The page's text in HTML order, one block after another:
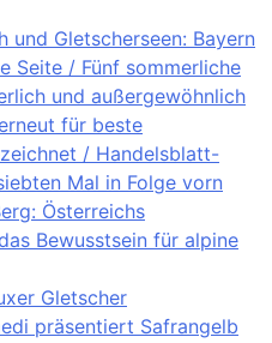
und Gletscherseen: Bayern
Seite / Fünf sommerliche
und außergewöhnlich
für beste
/ Handelsblatt-
Mal in Folge vorn
Österreichs
Bewusstsein für alpine
Gletscher
präsentiert Safrangelb